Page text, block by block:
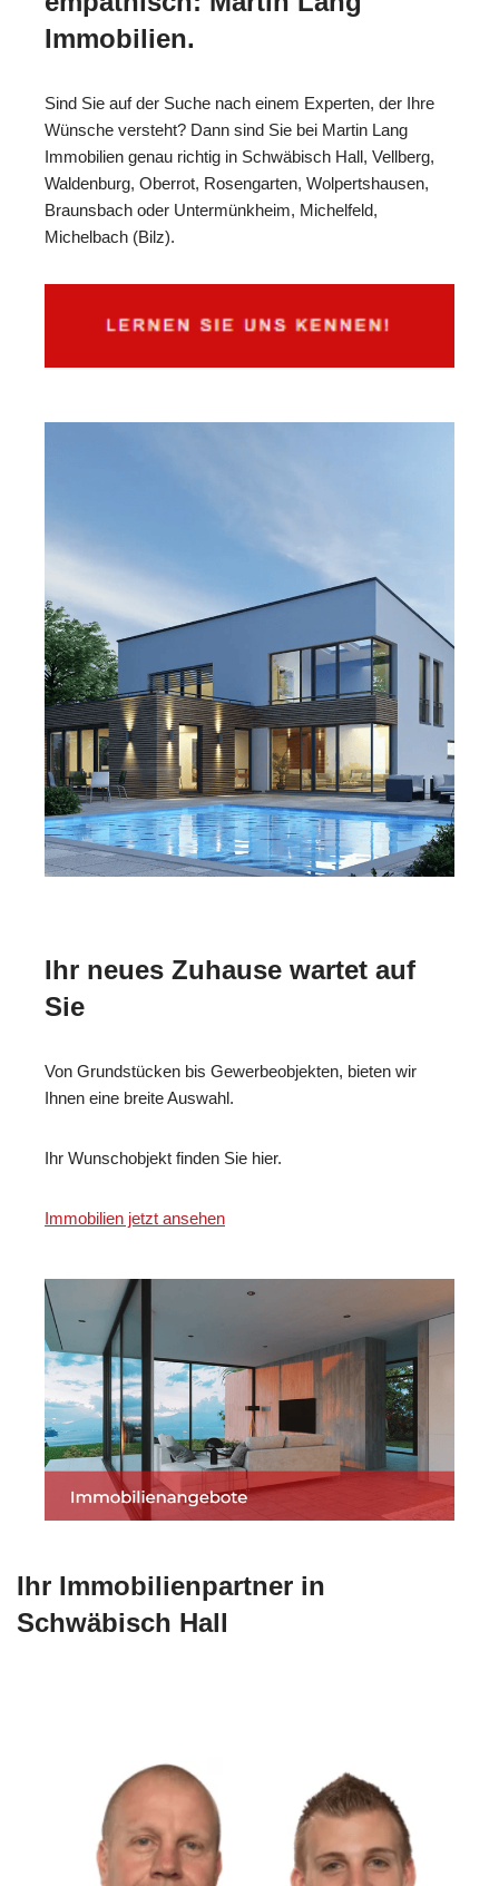
Immobilien.
Sind Sie auf der Suche nach einem Experten, der Ihre
Wünsche versteht? Dann sind Sie bei Martin Lang
Immobilien genau richtig in Schwäbisch Hall, Vellberg,
Waldenburg, Oberrot, Rosengarten, Wolpertshausen,
Braunsbach oder Untermünkheim, Michelfeld,
Michelbach (Bilz).
Ihr neues Zuhause wartet auf
Sie
Von Grundstücken bis Gewerbeobjekten, bieten wir
Ihnen eine breite Auswahl.
Ihr Wunschobjekt finden Sie hier.
Immobilien jetzt ansehen
Ihr Immobilienpartner in
Schwäbisch Hall